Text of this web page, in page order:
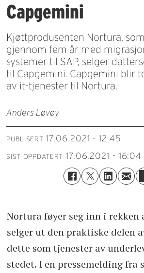
Capgemini
Kjøttprodusenten Nortura,
gjennom fem år med
systemer til SAP, selger
til Capgemini. Capgemini blir
av it-tjenester til Nortura.
Anders Løvøy
PUBLISERT 17.06.2021 - 12:45
SIST OPPDATERT 17.06.2021 - 16:04
Nortura føyer seg inn i rekken
selger ut den praktiske delen
dette som tjenester av
stedet. I en pressemelding fra